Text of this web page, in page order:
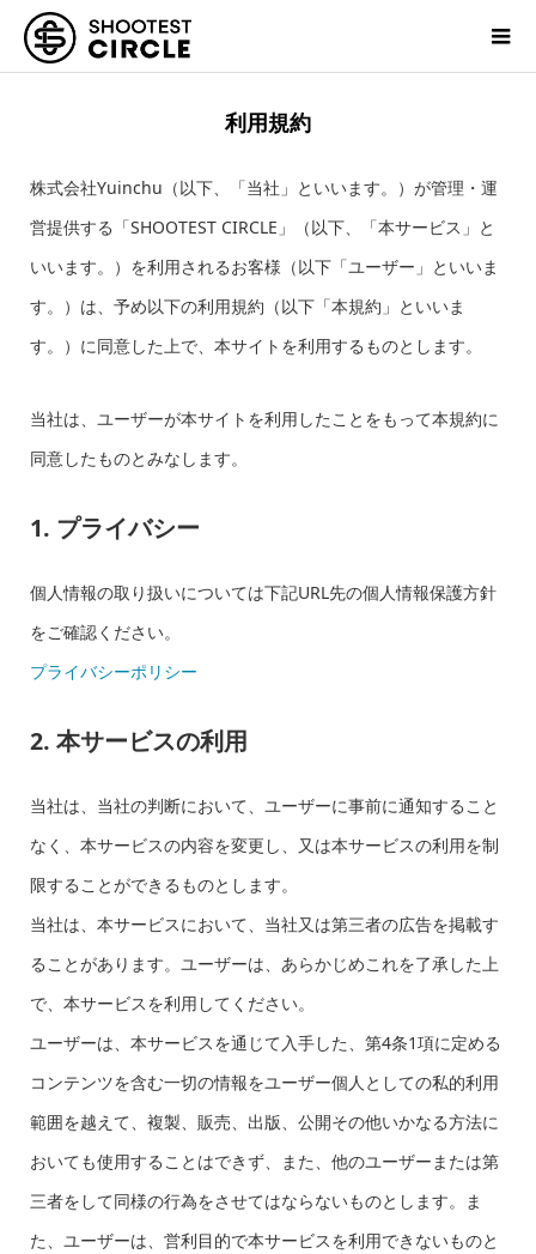
利用規約
株式会社Yuinchu（以下、「当社」といいます。）が管理・運
営提供する「SHOOTEST CIRCLE」（以下、「本サービス」と
いいます。）を利用されるお客様（以下「ユーザー」といいま
す。）は、予め以下の利用規約（以下「本規約」といいま
す。）に同意した上で、本サイトを利用するものとします。
当社は、ユーザーが本サイトを利用したことをもって本規約に
同意したものとみなします。
1. プライバシー
個人情報の取り扱いについては下記URL先の個人情報保護方針
をご確認ください。
プライバシーポリシー
2. 本サービスの利用
当社は、当社の判断において、ユーザーに事前に通知すること
なく、本サービスの内容を変更し、又は本サービスの利用を制
限することができるものとします。
当社は、本サービスにおいて、当社又は第三者の広告を掲載す
ることがあります。ユーザーは、あらかじめこれを了承した上
で、本サービスを利用してください。
ユーザーは、本サービスを通じて入手した、第4条1項に定める
コンテンツを含む一切の情報をユーザー個人としての私的利用
範囲を越えて、複製、販売、出版、公開その他いかなる方法に
おいても使用することはできず、また、他のユーザーまたは第
三者をして同様の行為をさせてはならないものとします。ま
た、ユーザーは、営利目的で本サービスを利用できないものと